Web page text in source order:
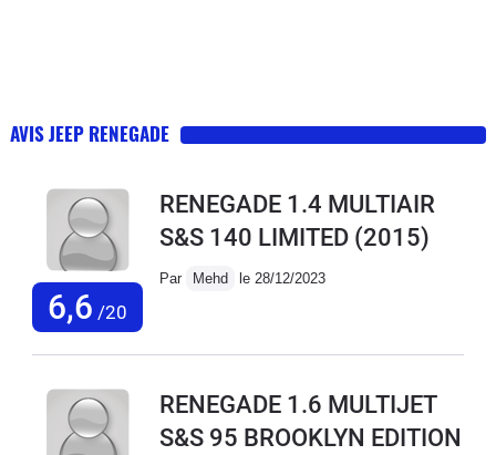
AVIS JEEP RENEGADE
6,6 /20
RENEGADE 1.4 MULTIAIR
S&S 140 LIMITED (2015)
Par Mehd le 28/12/2023
RENEGADE 1.6 MULTIJET
S&S 95 BROOKLYN EDITION